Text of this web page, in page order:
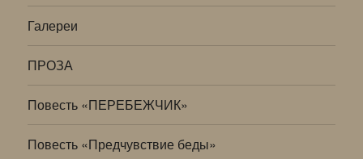
Галереи
ПРОЗА
Повесть «ПЕРЕБЕЖЧИК»
Повесть «Предчувствие беды»